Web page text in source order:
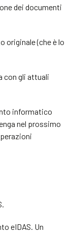
dei documenti
originale (che è lo
con gli attuali
informatico
nel prossimo
eIDAS. Un